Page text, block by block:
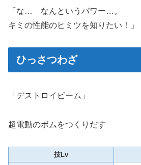
「な… なんというパワー…。
キミの性能のヒミツを知りたい！」
ひっさつわざ
「デストロイビーム」
超電動のボムをつくりだす
技Lv